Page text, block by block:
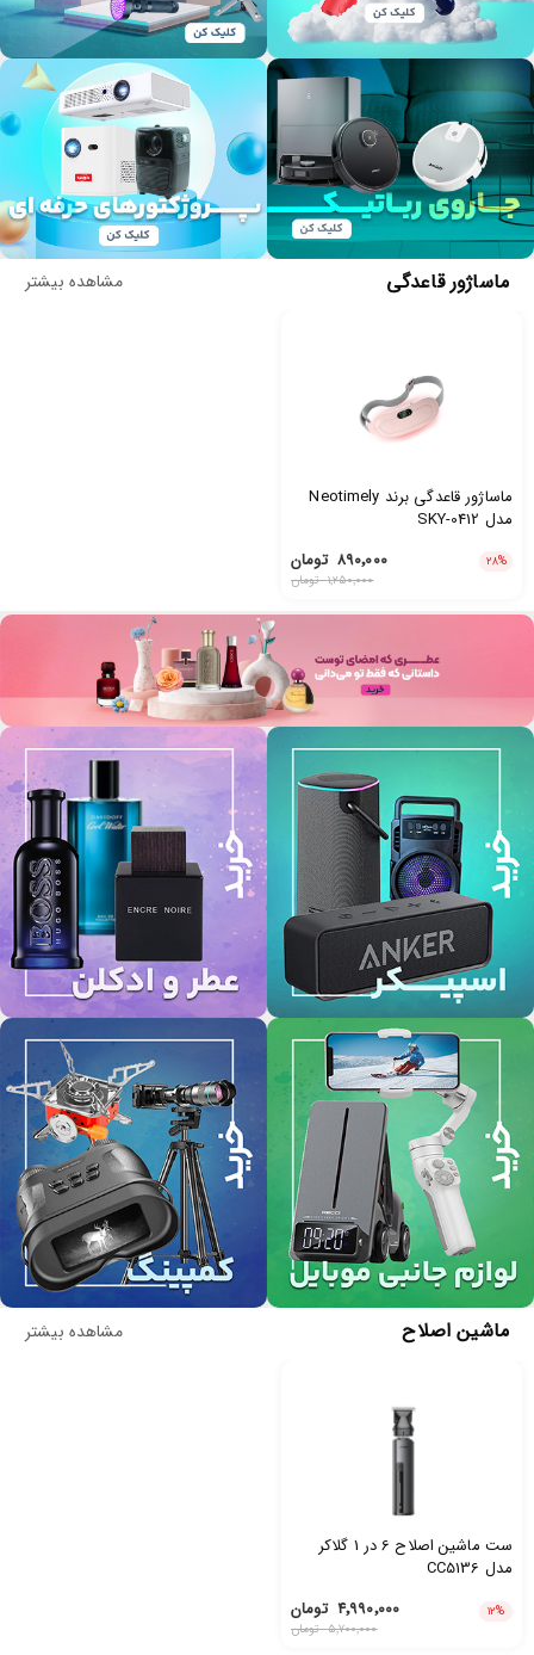
ماساژور قاعدگی مشاهده بیشتر
ماساژور قاعدگی برند Neotimely
مدل SKY-0412
۲۸% ۸۹۰٬۰۰۰ تومان
۱٬۲۵۰٬۰۰۰تومان
ماشین اصلاح مشاهده بیشتر
ست ماشین اصلاح 6 در 1 گلاکر
مدل CC5136
۱۲% ۴٬۹۹۰٬۰۰۰ تومان
۵٬۷۰۰٬۰۰۰تومان